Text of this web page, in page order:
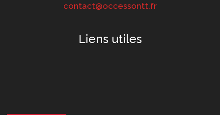
contact@occessontt.fr
Liens utiles